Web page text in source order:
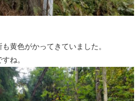
黄色がかってきていました。
ね。